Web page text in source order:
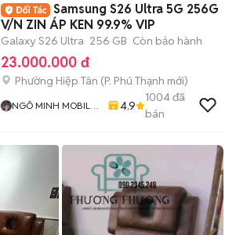
Samsung S26 Ultra 5G 256G
V/N ZIN ÁP KEN 99.9% VIP
Galaxy S26 Ultra 256 GB Còn bảo hành
23.000.000 đ
Phường Hiệp Tân (P. Phú Thạnh mới)
NGÔ MINH MOBILE
4.9
1004đã
bán